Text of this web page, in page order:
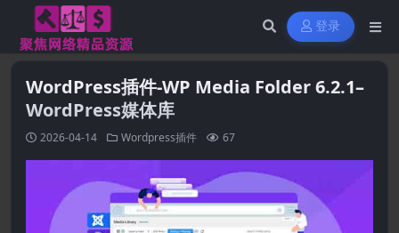
登录
WordPress插件-WP Media Folder 6.2.1–
WordPress媒体库
2026-04-14 Wordpress插件 67